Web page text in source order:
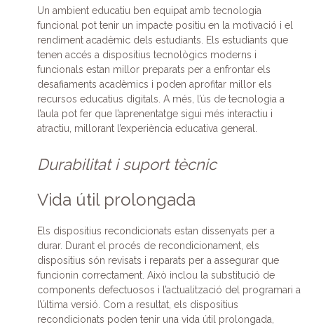
Un ambient educatiu ben equipat amb tecnologia
funcional pot tenir un impacte positiu en la motivació i el
rendiment acadèmic dels estudiants. Els estudiants que
tenen accés a dispositius tecnològics moderns i
funcionals estan millor preparats per a enfrontar els
desafiaments acadèmics i poden aprofitar millor els
recursos educatius digitals. A més, l’ús de tecnologia a
l’aula pot fer que l’aprenentatge sigui més interactiu i
atractiu, millorant l’experiència educativa general.
Durabilitat i suport tècnic
Vida útil prolongada
Els dispositius recondicionats estan dissenyats per a
durar. Durant el procés de recondicionament, els
dispositius són revisats i reparats per a assegurar que
funcionin correctament. Això inclou la substitució de
components defectuosos i l’actualització del programari a
l’última versió. Com a resultat, els dispositius
recondicionats poden tenir una vida útil prolongada,